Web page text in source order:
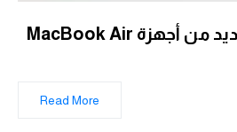
أبل تطلق الجيل الجديد من أجهزة MacBook Air
Read More